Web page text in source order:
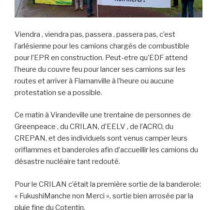
Viendra , viendra pas, passera , passera pas, c’est
l’arlésienne pour les camions chargés de combustible
pour l’EPR en construction. Peut-etre qu’EDF attend
l’heure du couvre feu pour lancer ses camions sur les
routes et arriver à Flamanville à l’heure ou aucune
protestation se a possible.
Ce matin à Virandeville une trentaine de personnes de
Greenpeace , du CRILAN, d’EELV , de l’ACRO, du
CREPAN, et des individuels sont venus camper leurs
oriflammes et banderoles afin d’accueillir les camions du
désastre nucléaire tant redouté.
Pour le CRILAN c’était la première sortie de la banderole:
« FukushiManche non Merci », sortie bien arrosée par la
pluie fine du Cotentin.